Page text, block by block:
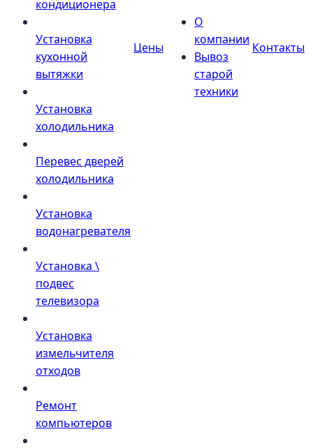
кондиционера
Установка
кухонной
вытяжки
Установка
холодильника
Перевес дверей
холодильника
Установка
водонагревателя
Установка \
подвес
телевизора
Установка
измельчителя
отходов
Ремонт
компьютеров
Цены
О
компании
Вывоз
старой
техники
Контакты